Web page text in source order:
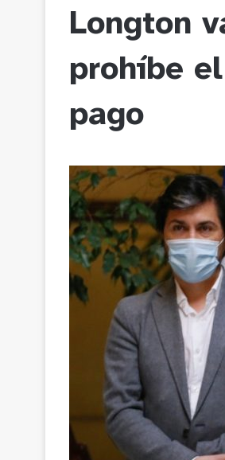
Longton
prohíbe
pago